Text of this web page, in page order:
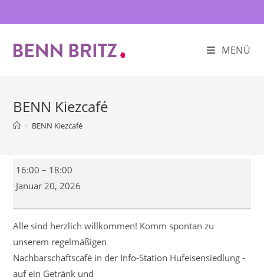
Inhalt
MENÜ
BENN Kiezcafé
> BENN Kiezcafé
BENN
Kiezcafé
16:00 – 18:00
Januar 20, 2026
Alle sind herzlich willkommen! Komm spontan zu
unserem regelmäßigen
Nachbarschaftscafé in der Info-Station Hufeisensiedlung -
auf ein Getränk und